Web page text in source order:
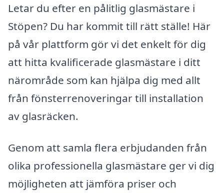
Letar du efter en pålitlig glasmästare i
Stöpen? Du har kommit till rätt ställe! Här
på vår plattform gör vi det enkelt för dig
att hitta kvalificerade glasmästare i ditt
närområde som kan hjälpa dig med allt
från fönsterrenoveringar till installation
av glasräcken.
Genom att samla flera erbjudanden från
olika professionella glasmästare ger vi dig
möjligheten att jämföra priser och